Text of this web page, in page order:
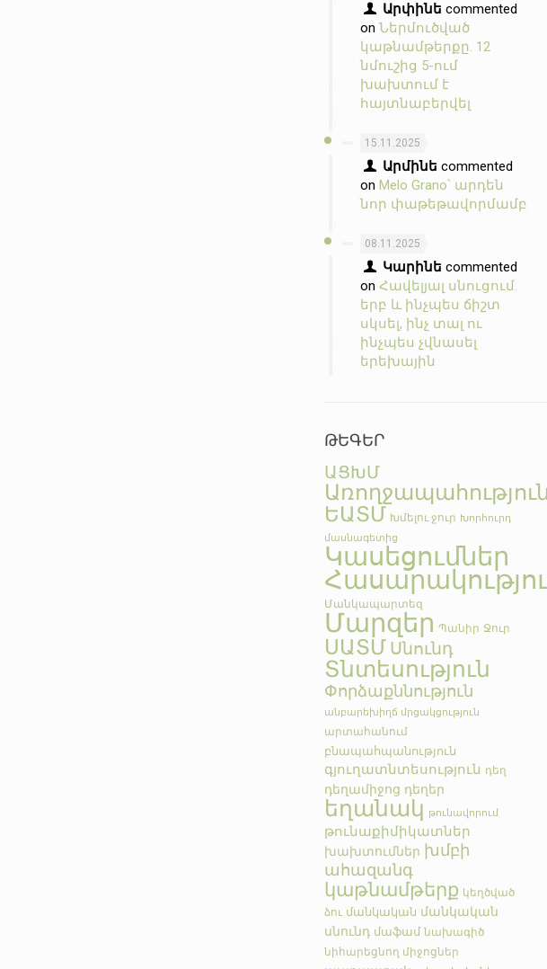
Արփինե commented
onՆերմուծված
կաթնամթերքը. 12
նմուշից 5-ում
խախտում է
հայտնաբերվել
15.11.2025
Արմինե commented
onMelo Grano՝ արդեն
նոր փաթեթավորմամբ
08.11.2025
Կարինե commented
onՀավելյալ սնուցում.
երբ և ինչպես ճիշտ
սկսել, ինչ տալ ու
ինչպես չվնասել
երեխային
ԹԵԳԵՐ
ԱՑԽՄ
ԵԱՏՄ Խմելու ջուր Խորհուրդ
մասնագետից
Կասեցումներ
Մանկապարտեզ
Մարզեր Պանիր Ջուր
ՍԱՏՄ Սնունդ
Տնտեսություն
Փորձաքննություն
անբարեխիղճ մրցակցություն
արտահանում
բնապահպանություն
գյուղատնտեսություն դեղ
դեղամիջոց դեղեր
եղանակ թունավորում
թունաքիմիկատներ
խախտումներ խմբի
ահազանգ
կաթնամթերք կեղծված
ձու մանկական մանկական
սնունդ մաֆամ նախագիծ
նիհարեցնող միջոցներ